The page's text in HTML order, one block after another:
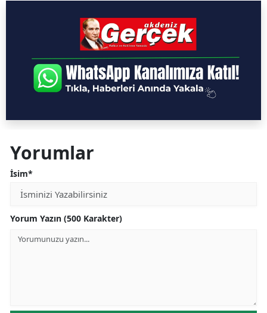
Yorumlar
İsim*
Yorum Yazın (500 Karakter)